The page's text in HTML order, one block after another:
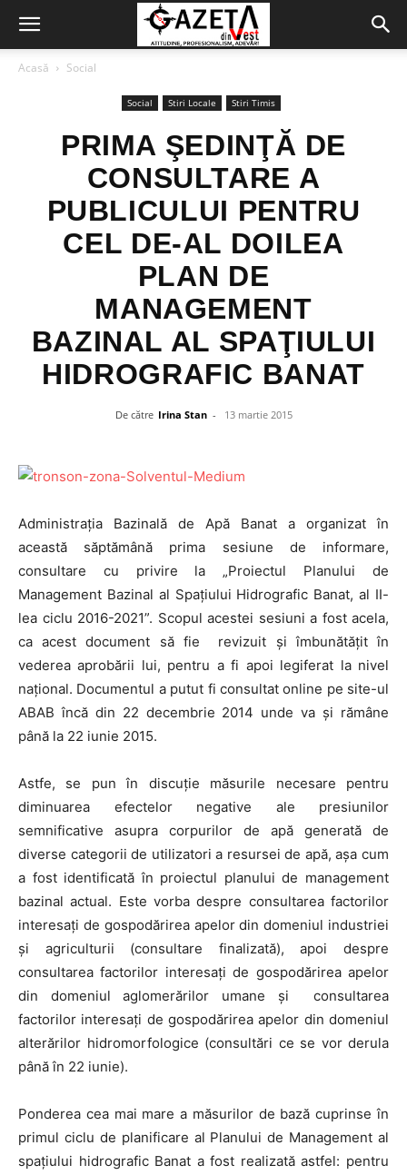
Acasă Social
Social Stiri Locale Stiri Timis
PRIMA ŞEDINŢĂ DE
CONSULTARE A
PUBLICULUI PENTRU
CEL DE-AL DOILEA
PLAN DE
MANAGEMENT
BAZINAL AL SPAŢIULUI
HIDROGRAFIC BANAT
De către Irina Stan - 13 martie 2015
Administraţia Bazinală de Apă Banat a organizat în
această săptămână prima sesiune de informare,
consultare cu privire la „Proiectul Planului de
Management Bazinal al Spaţiului Hidrografic Banat, al II-
lea ciclu 2016-2021”. Scopul acestei sesiuni a fost acela,
ca acest document să fie revizuit şi îmbunătăţit în
vederea aprobării lui, pentru a fi apoi legiferat la nivel
naţional. Documentul a putut fi consultat online pe site-ul
ABAB încă din 22 decembrie 2014 unde va şi rămâne
până la 22 iunie 2015.
Astfe, se pun în discuţie măsurile necesare pentru
diminuarea efectelor negative ale presiunilor
semnificative asupra corpurilor de apă generată de
diverse categorii de utilizatori a resursei de apă, aşa cum
a fost identificată în proiectul planului de management
bazinal actual. Este vorba despre consultarea factorilor
interesaţi de gospodărirea apelor din domeniul industriei
şi agriculturii (consultare finalizată), apoi despre
consultarea factorilor interesaţi de gospodărirea apelor
din domeniul aglomerărilor umane şi consultarea
factorilor interesaţi de gospodărirea apelor din domeniul
alterărilor hidromorfologice (consultări ce se vor derula
până în 22 iunie).
Ponderea cea mai mare a măsurilor de bază cuprinse în
primul ciclu de planificare al Planului de Management al
spaţiului hidrografic Banat a fost realizată astfel: pentru